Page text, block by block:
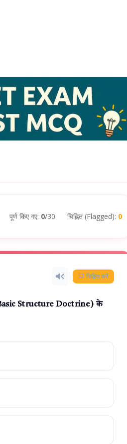
पूर्ण किए गए: 0/30 चिह्नित (Flagged): 0
चिह्नित करें
(Basic Structure Doctrine) के